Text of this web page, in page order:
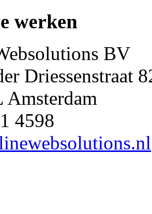
werken
BV
Driessenstraat
Amsterdam
4598